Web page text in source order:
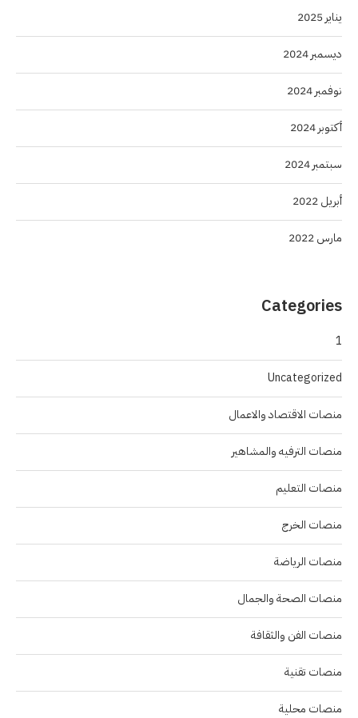
يناير 2025
ديسمبر 2024
نوفمبر 2024
أكتوبر 2024
سبتمبر 2024
أبريل 2022
مارس 2022
Categories
1
Uncategorized
منصات الاقتصاد والاعمال
منصات الترفيه والمشاهير
منصات التعليم
منصات الخرج
منصات الرياضة
منصات الصحة والجمال
منصات الفن والثقافة
منصات تقنية
منصات محلية